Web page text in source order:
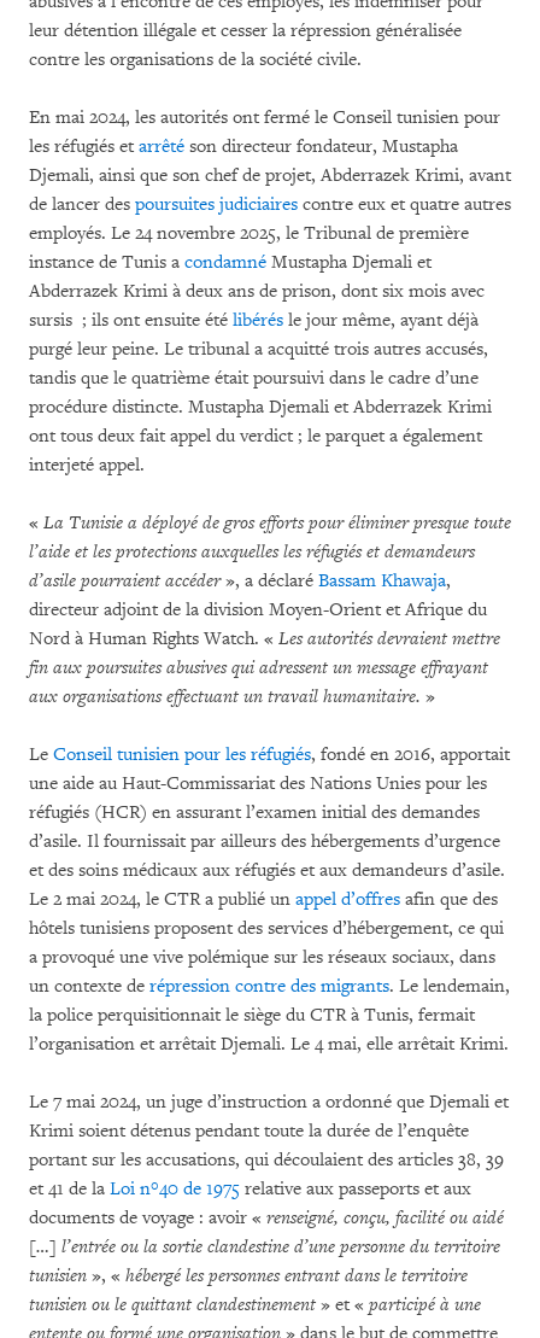
leur détention illégale et cesser la répression généralisée
contre les organisations de la société civile.
En mai 2024, les autorités ont fermé le Conseil tunisien pour
les réfugiés et arrêté son directeur fondateur, Mustapha
Djemali, ainsi que son chef de projet, Abderrazek Krimi, avant
de lancer des poursuites judiciaires contre eux et quatre autres
employés. Le 24 novembre 2025, le Tribunal de première
instance de Tunis a condamné Mustapha Djemali et
Abderrazek Krimi à deux ans de prison, dont six mois avec
sursis ; ils ont ensuite été libérés le jour même, ayant déjà
purgé leur peine. Le tribunal a acquitté trois autres accusés,
tandis que le quatrième était poursuivi dans le cadre d’une
procédure distincte. Mustapha Djemali et Abderrazek Krimi
ont tous deux fait appel du verdict ; le parquet a également
interjeté appel.
« La Tunisie a déployé de gros efforts pour éliminer presque toute
l’aide et les protections auxquelles les réfugiés et demandeurs
d’asile pourraient accéder», a déclaré Bassam Khawaja,
directeur adjoint de la division Moyen-Orient et Afrique du
Nord à Human Rights Watch. « Les autorités devraient mettre
fin aux poursuites abusives qui adressent un message effrayant
aux organisations effectuant un travail humanitaire. »
Le Conseil tunisien pour les réfugiés, fondé en 2016, apportait
une aide au Haut-Commissariat des Nations Unies pour les
réfugiés (HCR) en assurant l’examen initial des demandes
d’asile. Il fournissait par ailleurs des hébergements d’urgence
et des soins médicaux aux réfugiés et aux demandeurs d’asile.
Le 2 mai 2024, le CTR a publié un appel d’offres afin que des
hôtels tunisiens proposent des services d’hébergement, ce qui
a provoqué une vive polémique sur les réseaux sociaux, dans
un contexte de répression contre des migrants. Le lendemain,
la police perquisitionnait le siège du CTR à Tunis, fermait
l’organisation et arrêtait Djemali. Le 4 mai, elle arrêtait Krimi.
Le 7 mai 2024, un juge d’instruction a ordonné que Djemali et
Krimi soient détenus pendant toute la durée de l’enquête
portant sur les accusations, qui découlaient des articles 38, 39
et 41 de la Loi n°40 de 1975 relative aux passeports et aux
documents de voyage : avoir « renseigné, conçu, facilité ou aidé
[…] l’entrée ou la sortie clandestine d’une personne du territoire
tunisien », « hébergé les personnes entrant dans le territoire
tunisien ou le quittant clandestinement » et « participé à une